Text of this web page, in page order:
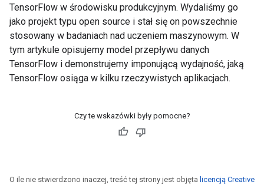
TensorFlow w środowisku produkcyjnym. Wydaliśmy go
jako projekt typu open source i stał się on powszechnie
stosowany w badaniach nad uczeniem maszynowym. W
tym artykule opisujemy model przepływu danych
TensorFlow i demonstrujemy imponującą wydajność, jaką
TensorFlow osiąga w kilku rzeczywistych aplikacjach.
Czy te wskazówki były pomocne?
O ile nie stwierdzono inaczej, treść tej strony jest objęta licencją Creative